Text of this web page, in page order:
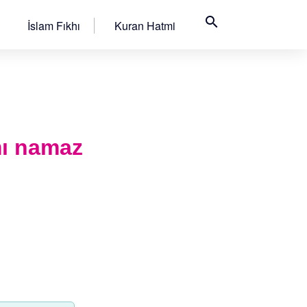
İslam Fıkhı Kuran Hatmi search
namaz